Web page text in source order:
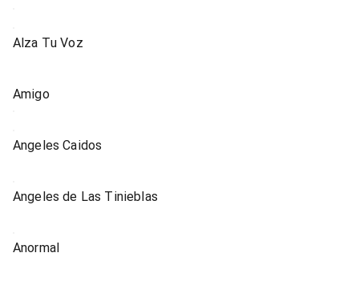
Alza Tu Voz
Amigo
Angeles Caidos
Angeles de Las Tinieblas
Anormal